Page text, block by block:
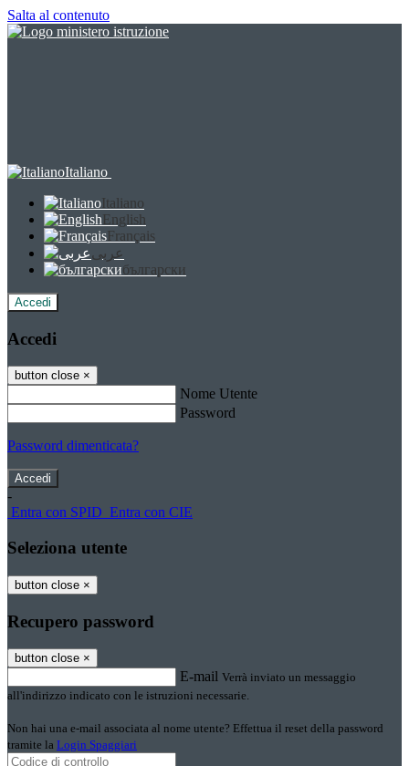
Salta al contenuto
Italiano
Italiano
English
Français
عربى
български
Accedi
Accedi
button close ×
Nome Utente
Password
Password dimenticata?
-
Entra con SPID Entra con CIE
Seleziona utente
button close ×
Recupero password
button close ×
E-mail Verrà inviato un messaggio
all'indirizzo indicato con le istruzioni necessarie.
Non hai una e-mail associata al nome utente? Effettua il reset della password
tramite la Login Spaggiari